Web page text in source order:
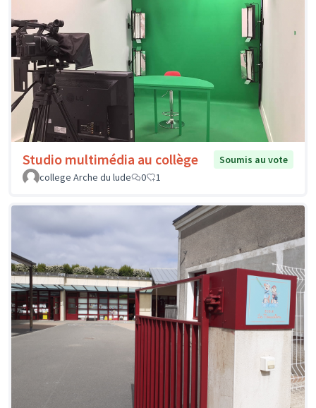
Studio multimédia au collège
Soumis au vote
college Arche du lude
0 1